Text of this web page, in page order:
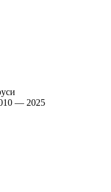
— 2025